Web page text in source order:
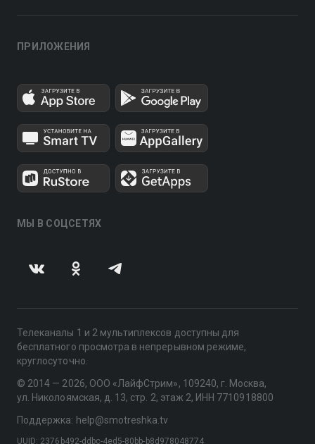
ПРИЛОЖЕНИЯ
МЫ В СОЦСЕТЯХ
Телеканалы 1 и 2 мультиплексов доступны для
бесплатного просмотра в непрерывном режиме,
круглосуточно.
© 2014 — 2026, ООО «ЛайфСтрим», 109240, г. Москва,
ул. Николоямская, д. 13, стр. 2, этаж 2, ИНН 7710918800
Поддержка: help@smotreshka.tv
UUID: 2376b492-ddbc-4ed5-80bb-b8d978048774